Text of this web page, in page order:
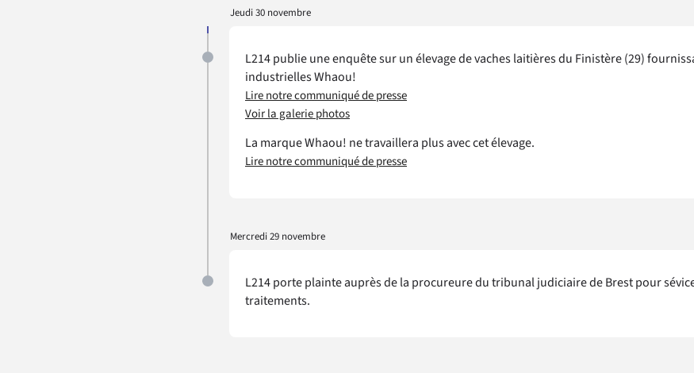
Jeudi 30 novembre
L214 publie une enquête sur un élevage de vaches laitières du Finistère (29)
industrielles Whaou!
Lire notre communiqué de presse
Voir la galerie photos
La marque Whaou! ne travaillera plus avec cet élevage.
Lire notre communiqué de presse
Mercredi 29 novembre
L214 porte plainte auprès de la procureure du tribunal judiciaire de Brest pour
traitements.